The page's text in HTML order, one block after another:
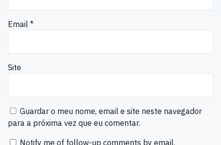
Email *
Site
Guardar o meu nome, email e site neste navegador
para a próxima vez que eu comentar.
Notify me of follow-up comments by email.